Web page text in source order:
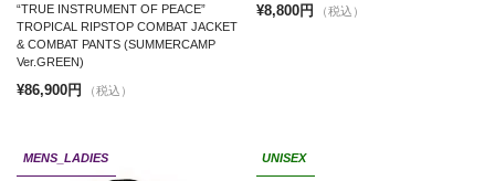
“TRUE INSTRUMENT OF PEACE”
TROPICAL RIPSTOP COMBAT JACKET
& COMBAT PANTS (SUMMERCAMP
Ver.GREEN)
¥86,900円 （税込）
¥8,800円 （税込）
MENS_LADIES UNISEX